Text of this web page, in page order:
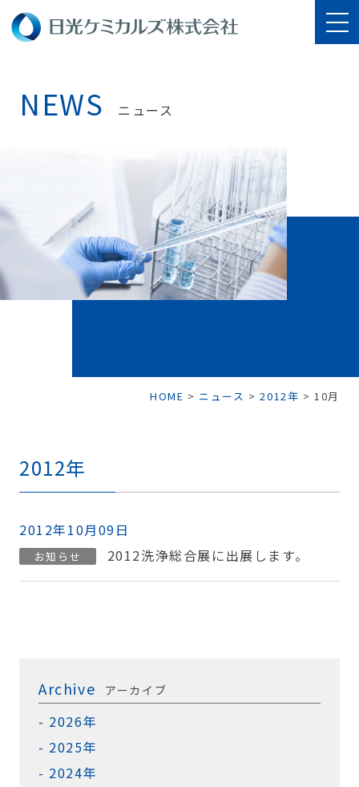
NEWS ニュース
HOME > ニュース >2012年 >10月
2012年
2012年10月09日
お知らせ 2012洗浄総合展に出展します。
Archive アーカイブ
2026年
2025年
2024年